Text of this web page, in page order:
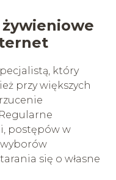
który
przy większych
postępów w
się o własne